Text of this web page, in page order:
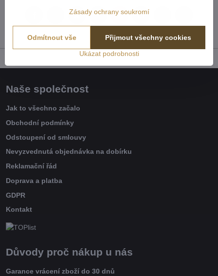
Bluesky Pinterest
mail
Naše společnost
Jak to všechno začalo
Obchodní podmínky
Odstoupení od smlouvy
Nevyzvednutá objednávka na dobírku
Reklamační řád
Doprava a platba
GDPR
Kontakt
Důvody proč nákup u nás
Garance vrácení zboží do 30 dnů
Zásady ochrany soukromí
Ukázat podrobnosti
Přijmout všechny cookies
Odmítnout vše